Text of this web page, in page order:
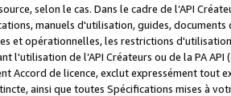
selon le cas. Dans le cadre de l’API
manuels d'utilisation, guides,
et opérationnelles, les restrictions
l'utilisation de l’API Créateurs ou de la PA
Accord de licence, exclut expressément tout
ainsi que toutes Spécifications mises à